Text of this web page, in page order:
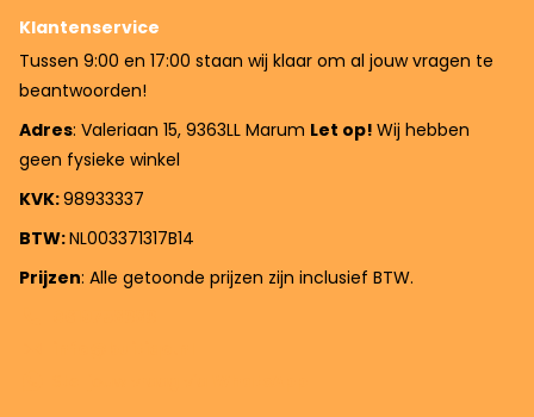
Klantenservice
Tussen 9:00 en 17:00 staan wij klaar om al jouw vragen te
beantwoorden!
Adres: Valeriaan 15, 9363LL Marum Let op! Wij hebben
geen fysieke winkel
KVK:98933337
BTW:NL003371317B14
Prijzen: Alle getoonde prijzen zijn inclusief BTW.